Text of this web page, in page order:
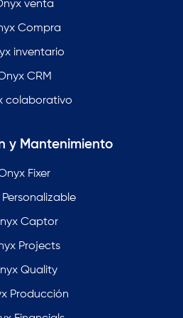
venta
Compra
inventario
CRM
colaborativo
y Mantenimiento
Fixer
Captor
Projects
Quality
Producción